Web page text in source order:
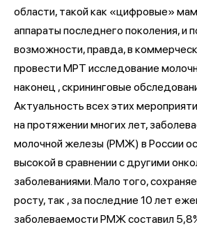
области, такой как «цифровые»
аппараты последнего поколения, и
возможности, правда, в
провести МРТ исследование
наконец , скрининговые
Актуальность всех этих
на протяжении многих лет,
молочной железы (РМЖ) в России
высокой в сравнении с другими
заболеваниями. Мало того,
росту, так , за последние 10 лет
заболеваемости РМЖ составил